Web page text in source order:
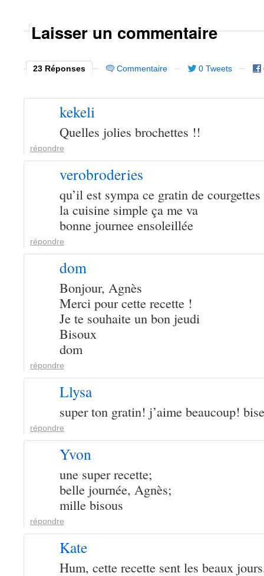
Laisser un commentaire
23 Réponses Commentaire 0 Tweets
kekeli
Quelles jolies brochettes !!
répondre
verobroderies
qu’il est sympa ce gratin de courgettes
la cuisine simple ça me va
bonne journee ensoleillée
répondre
dom
Bonjour, Agnès
Merci pour cette recette !
Je te souhaite un bon jeudi
Bisoux
dom
répondre
Llysa
super ton gratin! j’aime beaucoup!
répondre
Yvon
une super recette;
belle journée, Agnès;
mille bisous
répondre
Kate
Hum, cette recette sent les beaux